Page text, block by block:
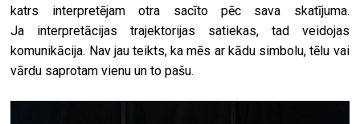
katrs interpretējam otra sacīto pēc sava skatījuma.
Ja
interpretācijas trajektorijas satiekas, tad veidojas
komunikācija. Nav jau teikts, ka mēs ar kādu simbolu, tēlu vai
vārdu saprotam vienu un to pašu.